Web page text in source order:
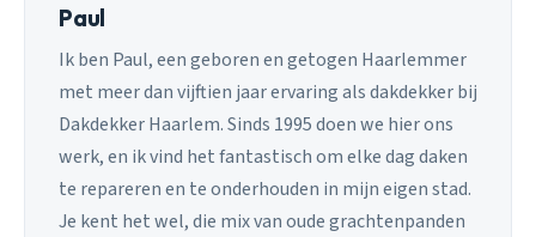
Paul
Ik ben Paul, een geboren en getogen Haarlemmer
met meer dan vijftien jaar ervaring als dakdekker bij
Dakdekker Haarlem. Sinds 1995 doen we hier ons
werk, en ik vind het fantastisch om elke dag daken
te repareren en te onderhouden in mijn eigen stad.
Je kent het wel, die mix van oude grachtenpanden